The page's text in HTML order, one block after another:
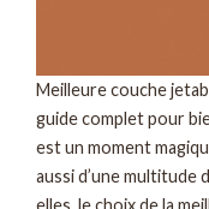
Meilleure couche
guide complet pour
est un moment
aussi d’une multitude
elles, le choix de la